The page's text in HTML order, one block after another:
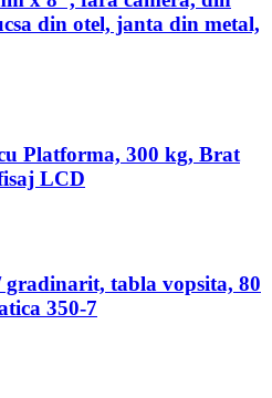
din otel, janta din metal,
Platforma, 300 kg, Brat
LCD
gradinarit, tabla vopsita, 80
350-7